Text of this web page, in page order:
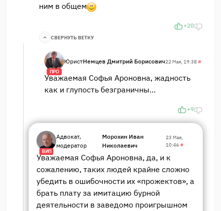
ним в общем
+20
СВЕРНУТЬ ВЕТКУ
ПРО
ЮристНемцев Дмитрий Борисович22 Мая, 19:38#
Уважаемая Софья Ароновна, жадность
как и глупость безграничны…
+9
ВИП
Адвокат,
модератор
Морохин Иван
Николаевич
23 Мая,
10:46#
Уважаемая Софья Ароновна, да, и к
сожалению, таких людей крайне сложно
убедить в ошибочности их «прожектов», а
брать плату за имитацию бурной
деятельности в заведомо проигрышном